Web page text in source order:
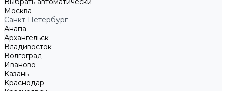
Москва
Санкт-Петербург
Анапа
Архангельск
Владивосток
Волгоград
Иваново
Казань
Краснодар